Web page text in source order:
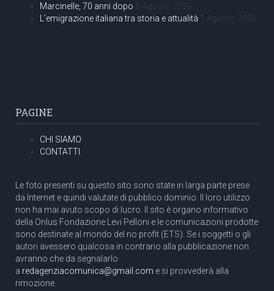
Marcinelle, 70 anni dopo 5 Agosto 2026
L’emigrazione italiana tra storia e attualità 1 Agosto 2026
PAGINE
CHI SIAMO
CONTATTI
Le foto presenti su questo sito sono state in larga parte prese
da Internet e quindi valutate di pubblico dominio. Il loro utilizzo
non ha mai avuto scopo di lucro. Il sito è organo informativo
della Onlus Fondazione Levi Pelloni e le comunicazioni prodotte
sono destinate al mondo del no profit (ETS). Se i soggetti o gli
autori avessero qualcosa in contrario alla pubblicazione non
avranno che da segnalarlo
a redagenziacomunica@gmail.com e si provvederà alla
rimozione.